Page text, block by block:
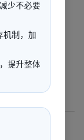
少不必要
机制，加
提升整体